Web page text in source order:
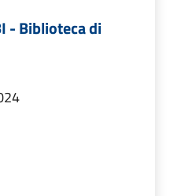
- Biblioteca di